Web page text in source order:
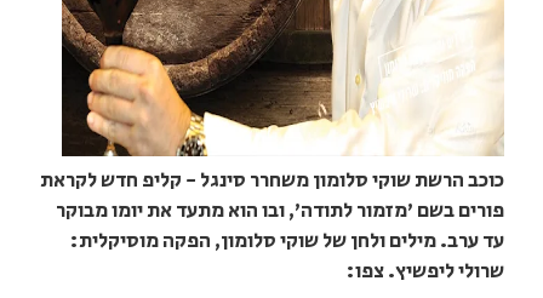
כוכב הרשת שוקי סלומון משחרר סינגל - קליפ חדש לקראת
פורים בשם 'מזמור לתודה', ובו הוא מתעד את יומו מבוקר
עד ערב. מילים ולחן של שוקי סלומון, הפקה מוסיקלית:
שרולי ליפשיץ. צפו: